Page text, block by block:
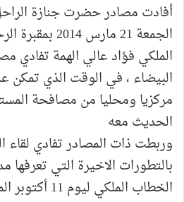
أفادت مصادر حضرت جنازة
الجمعة 21 مارس
الملكي فؤاد عالي الهمة تفادي
البيضاء ، في الوقت الذي تمكن
مركزيا ومحليا من مصافحة
الحديث معه
وربطت ذات المصادر تفادي لقاء
بالتطورات الاخيرة التي تعرفها
الخطاب الملكي ليوم 11 أكتوبر الماضي (2013).